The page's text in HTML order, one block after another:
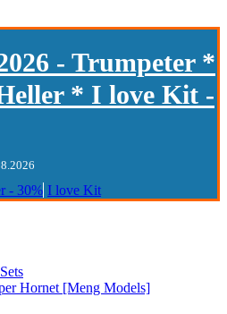
- Trumpeter *
* I love Kit -
- 30% I love Kit
Hornet [Meng Models]